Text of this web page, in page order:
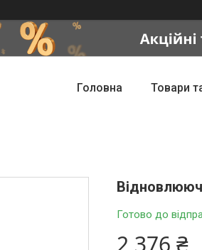
Головна Товари
Готово до
2 376 ₴